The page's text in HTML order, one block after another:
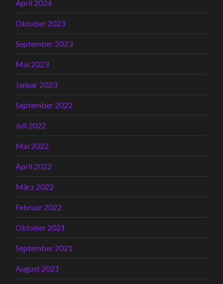
April 2024
Oktober 2023
September 2023
Mai 2023
Januar 2023
September 2022
Juli 2022
Mai 2022
April 2022
März 2022
Februar 2022
Oktober 2021
September 2021
August 2021